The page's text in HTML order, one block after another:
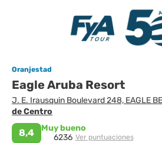
Oranjestad
Eagle Aruba Resort
J. E. Irausquin Boulevard 248, EAGLE
de Centro
8,4
Muy bueno
6236 Ver puntuaciones